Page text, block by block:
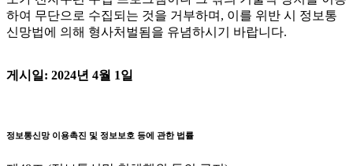
하여 무단으로 수집되는 것을 거부하며, 이를 위반 시 정보통
신망법에 의해 형사처벌됨을 유념하시기 바랍니다.
게시일: 2024년 4월 1일
정보통신망 이용촉진 및 정보보호 등에 관한 법률